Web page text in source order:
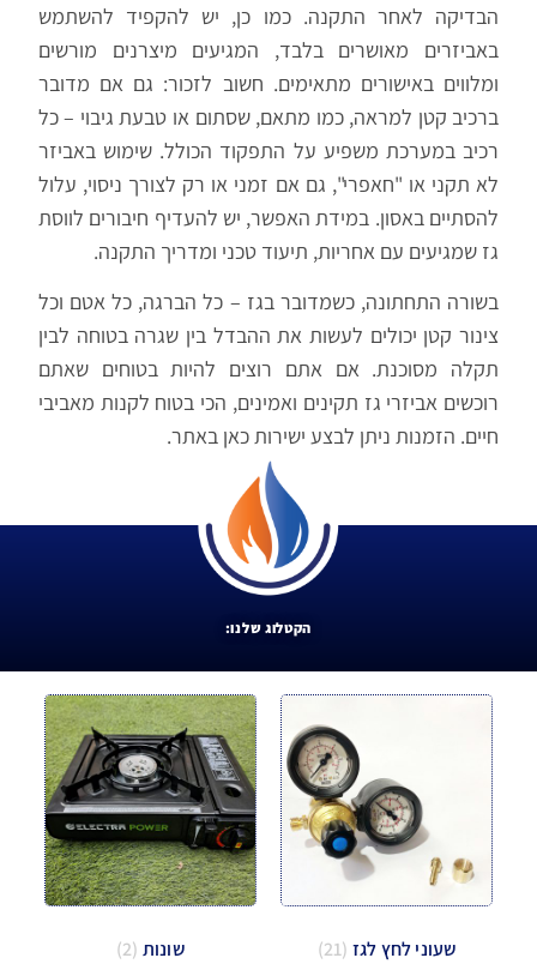
הבדיקה לאחר התקנה. כמו כן, יש להקפיד להשתמש
באביזרים מאושרים בלבד, המגיעים מיצרנים מורשים
ומלווים באישורים מתאימים. חשוב לזכור: גם אם מדובר
ברכיב קטן למראה, כמו מתאם, שסתום או טבעת גיבוי – כל
רכיב במערכת משפיע על התפקוד הכולל. שימוש באביזר
לא תקני או "חאפרי", גם אם זמני או רק לצורך ניסוי, עלול
להסתיים באסון. במידת האפשר, יש להעדיף חיבורים לווסת
גז שמגיעים עם אחריות, תיעוד טכני ומדריך התקנה.
בשורה התחתונה, כשמדובר בגז – כל הברגה, כל אטם וכל
צינור קטן יכולים לעשות את ההבדל בין שגרה בטוחה לבין
תקלה מסוכנת. אם אתם רוצים להיות בטוחים שאתם
רוכשים אביזרי גז תקינים ואמינים, הכי בטוח לקנות מאביבי
חיים. הזמנות ניתן לבצע ישירות כאן באתר.
הקטלוג שלנו:
שעוני לחץ לגז (21) שונות (2)